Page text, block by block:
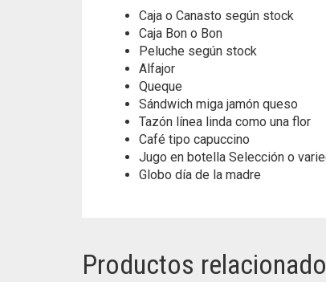
Caja o Canasto según stock
Caja Bon o Bon
Peluche según stock
Alfajor
Queque
Sándwich miga jamón queso
Tazón línea linda como una flor
Café tipo capuccino
Jugo en botella Selección o
Globo día de la madre
Productos